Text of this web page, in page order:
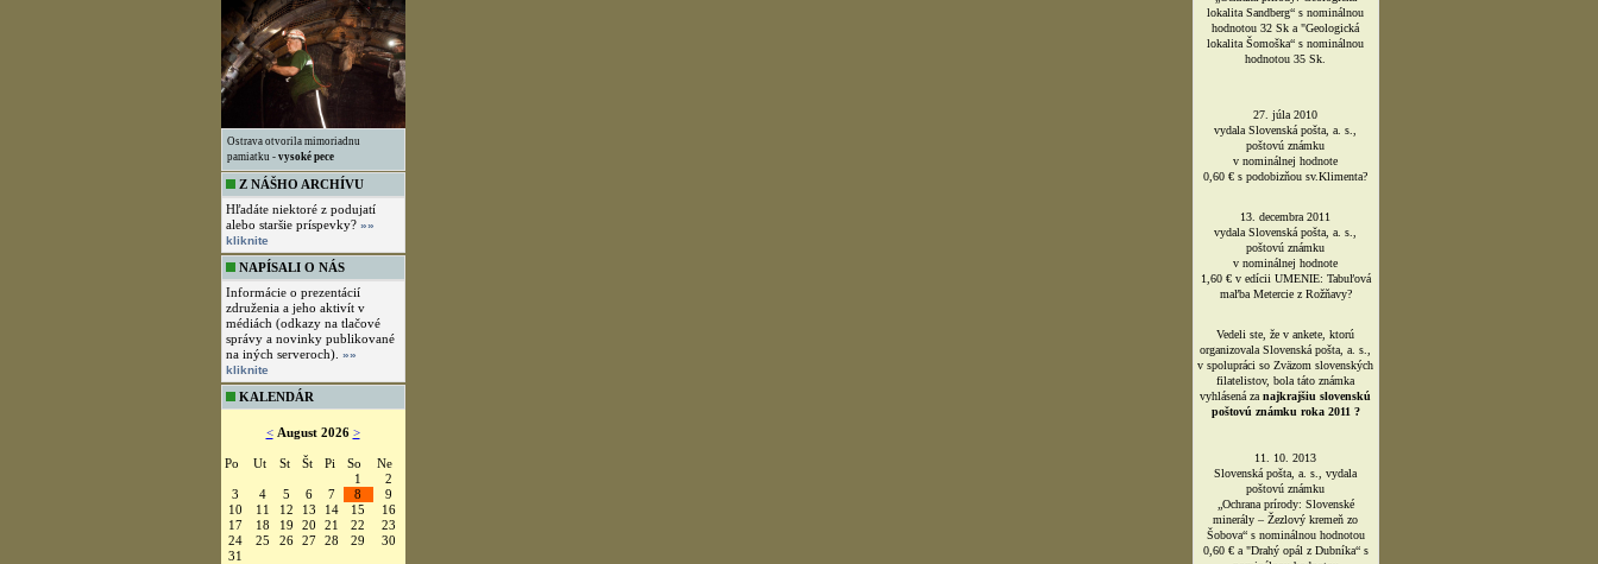
Ostrava otvorila mimoriadnu
pamiatku -vysoké pece
Z NÁŠHO ARCHÍVU
Hľadáte niektoré z podujatí
alebo staršie príspevky? »»
kliknite
NAPÍSALI O NÁS
Informácie o prezentácií
združenia a jeho aktivít v
médiách (odkazy na tlačové
správy a novinky publikované
na iných serveroch). »»
kliknite
KALENDÁR
< August 2026 >
Po Ut St Št Pi So
Ne
1
2
3
4 5 6 7 8
9
10
11 12 13 14 15
16
17
18 19 20 21 22
23
24
25 26 27 28 29
30
31
- Vodnostĺpcový stroj J.K.Hella s
nominálnou hodnotou 7 Sk.
15. 7. 2003
Banskoštiavnické tajchy – Rozgrund
s nominálnou hodnotou 12 Sk a
poštovú známku Banskoštiavnické
tajchy – Klinger nominálnou
hodnotou 9 Sk.
30. 6. 2004
Slovenská pošta, a. s., vydala
poštovú známku
Špaňodolinský banský vodovod s
nominálnou hodnotou 24 Sk.
21. 4. 2006
Slovenská pošta, a. s., vydala
poštovú známku
„Ochrana prírody: Geologická
lokalita Sandberg“ s nominálnou
hodnotou 32 Sk a "Geologická
lokalita Šomoška“ s nominálnou
27. júla 2010
vydala Slovenská pošta, a. s.,
poštovú známku
v nominálnej hodnote
0,60 € s podobizňou sv.Klimenta?